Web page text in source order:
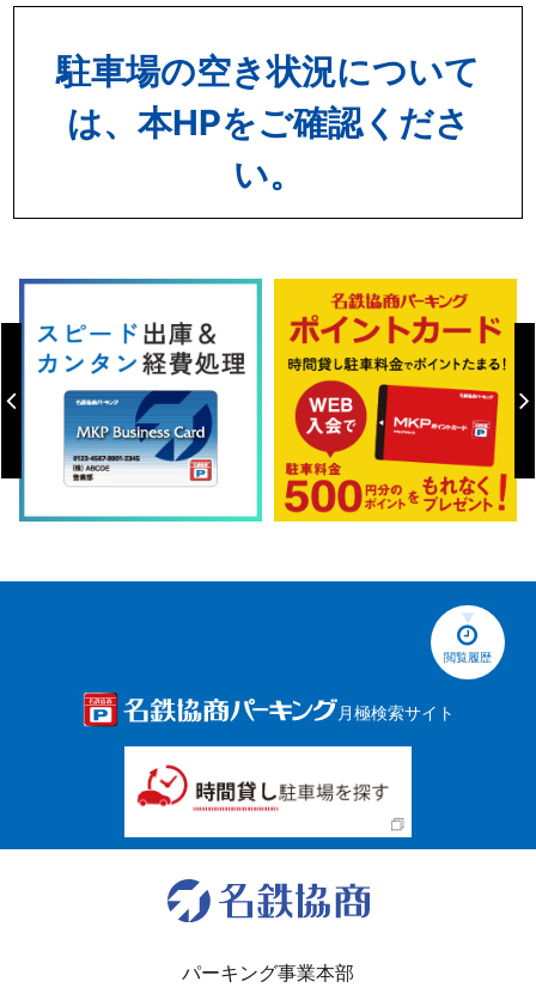
駐車場の空き状況について
は、本HPをご確認くださ
い。
閲覧履歴
月極検索サイト
パーキング事業本部